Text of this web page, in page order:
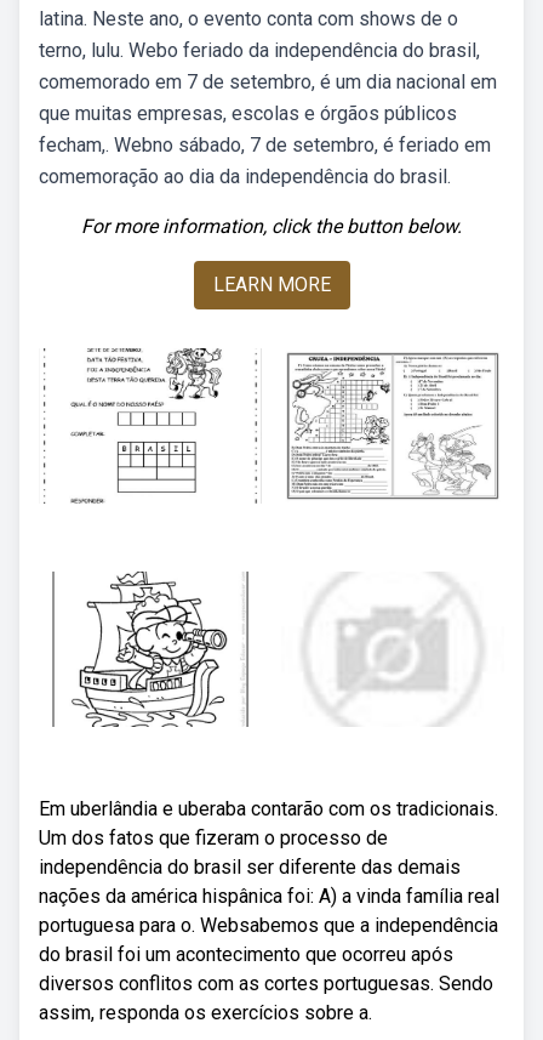
latina. Neste ano, o evento conta com shows de o
terno, lulu. Webo feriado da independência do brasil,
comemorado em 7 de setembro, é um dia nacional em
que muitas empresas, escolas e órgãos públicos
fecham,. Webno sábado, 7 de setembro, é feriado em
comemoração ao dia da independência do brasil.
For more information, click the button below.
LEARN MORE
Em uberlândia e uberaba contarão com os tradicionais.
Um dos fatos que fizeram o processo de
independência do brasil ser diferente das demais
nações da américa hispânica foi: A) a vinda família real
portuguesa para o. Websabemos que a independência
do brasil foi um acontecimento que ocorreu após
diversos conflitos com as cortes portuguesas. Sendo
assim, responda os exercícios sobre a.